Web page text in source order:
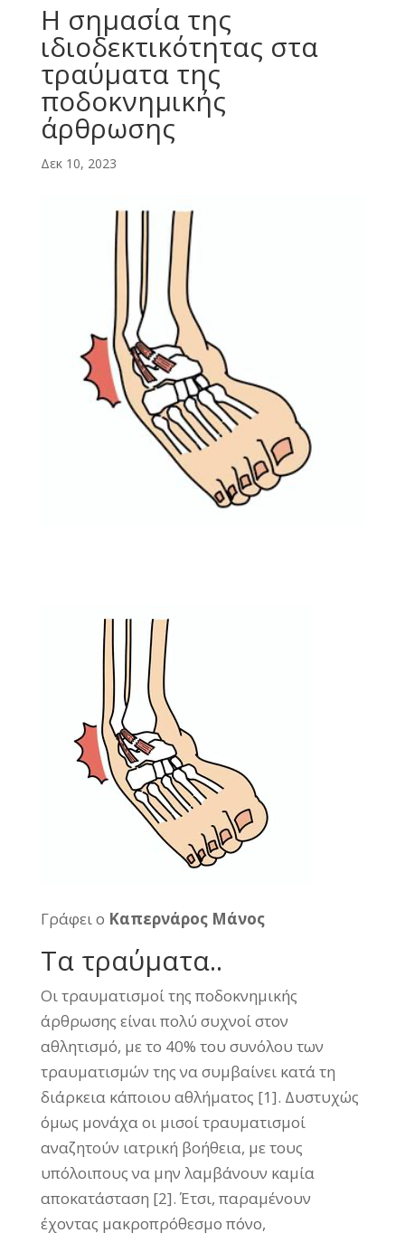
Η σημασία της
ιδιοδεκτικότητας στα
τραύματα της
ποδοκνημικής
άρθρωσης
Δεκ 10, 2023
Γράφει ο Καπερνάρος Μάνος
Τα τραύματα..
Οι τραυματισμοί της ποδοκνημικής
άρθρωσης είναι πολύ συχνοί στον
αθλητισμό, με το 40% του συνόλου των
τραυματισμών της να συμβαίνει κατά τη
διάρκεια κάποιου αθλήματος [1]. Δυστυχώς
όμως μονάχα οι μισοί τραυματισμοί
αναζητούν ιατρική βοήθεια, με τους
υπόλοιπους να μην λαμβάνουν καμία
αποκατάσταση [2]. Έτσι, παραμένουν
έχοντας μακροπρόθεσμο πόνο,